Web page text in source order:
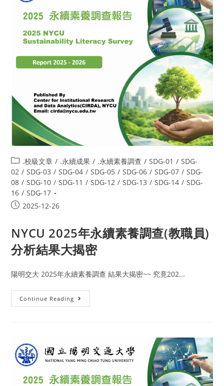
.校級文章 / .永續成果 / .永續素養調查 / SDG-01 / SDG-
02 / SDG-03 / SDG-04 / SDG-05 / SDG-06 / SDG-07 / SDG-
08 / SDG-10 / SDG-11 / SDG-12 / SDG-13 / SDG-14 / SDG-
16 / SDG-17
2025-12-26
NYCU 2025年永續素養調查(教職員)
分析結果大揭密
陽明交大 2025年永續素養調查 結果大揭密~~ 究竟202...
Continue Reading